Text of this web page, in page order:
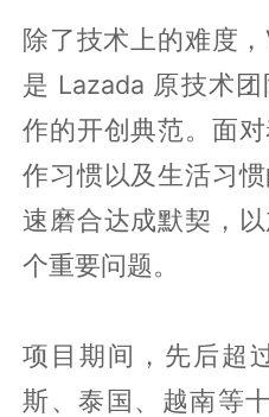
除了技术上的难度
是 Lazada 原技术
作的开创典范。面
作习惯以及生活习
速磨合达成默契，
个重要问题。
项目期间，先后超
斯、泰国、越南等